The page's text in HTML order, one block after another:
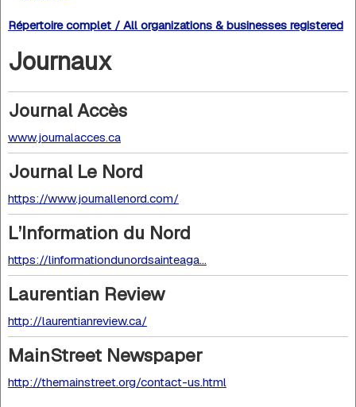
Répertoire complet / All organizations & businesses registered
Journaux
Journal Accès
www.journalacces.ca
Journal Le Nord
https://www.journallenord.com/
L’Information du Nord
https://linformationdunordsainteaga...
Laurentian Review
http://laurentianreview.ca/
MainStreet Newspaper
http://themainstreet.org/contact-us.html